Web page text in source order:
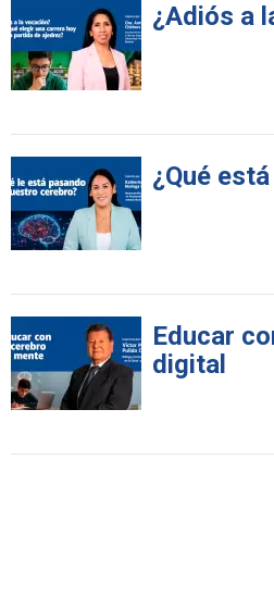
¿Adiós a
¿Qué
Educar
digital